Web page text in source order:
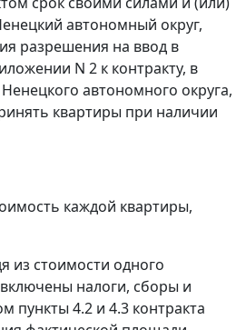
автономный округ,
разрешения на ввод в
N 2 к контракту, в
автономного округа,
квартиры при наличии
каждой квартиры,
из стоимости одного
налоги, сборы и
пункты 4.2 и 4.3 контракта